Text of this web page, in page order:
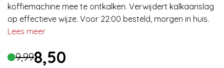
koffiemachine mee te ontkalken. Verwijdert kalkaanslag
op effectieve wijze. Voor 22:00 besteld, morgen in huis.
Lees meer
9,998,50